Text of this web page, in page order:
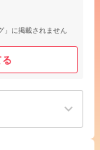
」に掲載されません
keyboard_arrow_down